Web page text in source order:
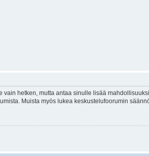
hetken, mutta antaa sinulle lisää
Muista myös lukea keskustelufoorumin